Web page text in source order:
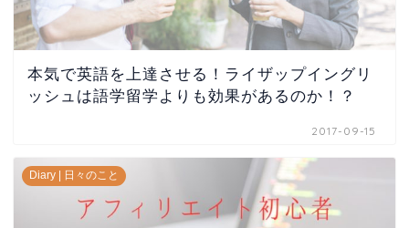
本気で英語を上達させる！ライザップイングリ
ッシュは語学留学よりも効果があるのか！？
2017-09-15
Diary | 日々のこと